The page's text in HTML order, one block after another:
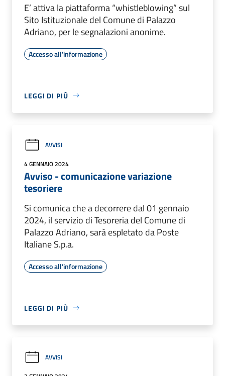
E’ attiva la piattaforma “whistleblowing” sul
Sito Istituzionale del Comune di Palazzo
Adriano, per le segnalazioni anonime.
Accesso all'informazione
LEGGI DI PIÙ
AVVISI
4 GENNAIO 2024
Avviso - comunicazione variazione
tesoriere
Si comunica che a decorrere dal 01 gennaio
2024, il servizio di Tesoreria del Comune di
Palazzo Adriano, sarà espletato da Poste
Italiane S.p.a.
Accesso all'informazione
LEGGI DI PIÙ
AVVISI